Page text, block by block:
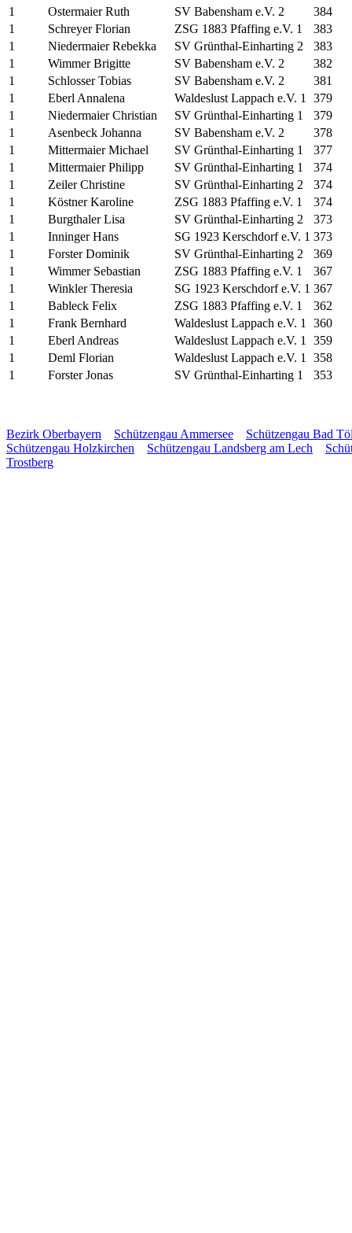
1
Ostermaier Ruth SV Babensham e.V. 2
384
1
Schreyer Florian ZSG 1883 Pfaffing e.V. 1
383
1
Niedermaier Rebekka SV Grünthal-Einharting 2
383
1
Wimmer Brigitte SV Babensham e.V. 2
382
1
Schlosser Tobias SV Babensham e.V. 2
381
1
Eberl Annalena Waldeslust Lappach e.V. 1
379
1
Niedermaier Christian SV Grünthal-Einharting 1
379
1
Asenbeck Johanna SV Babensham e.V. 2
378
1
Mittermaier Michael SV Grünthal-Einharting 1
377
1
Mittermaier Philipp SV Grünthal-Einharting 1
374
1
Zeiler Christine SV Grünthal-Einharting 2
374
1
Köstner Karoline ZSG 1883 Pfaffing e.V. 1
374
1
Burgthaler Lisa SV Grünthal-Einharting 2
373
1
Inninger Hans SG 1923 Kerschdorf e.V. 1 373
1
Forster Dominik SV Grünthal-Einharting 2
369
1
Wimmer Sebastian ZSG 1883 Pfaffing e.V. 1
367
1
Winkler Theresia SG 1923 Kerschdorf e.V. 1 367
1
Bableck Felix ZSG 1883 Pfaffing e.V. 1
362
1
Frank Bernhard Waldeslust Lappach e.V. 1
360
1
Eberl Andreas Waldeslust Lappach e.V. 1
359
1
Deml Florian Waldeslust Lappach e.V. 1
358
1
Forster Jonas SV Grünthal-Einharting 1 353
Bezirk Oberbayern Schützengau Ammersee
Schützengau Bad
Schützengau Holzkirchen
Schützengau Landsberg am Lech
Trostberg